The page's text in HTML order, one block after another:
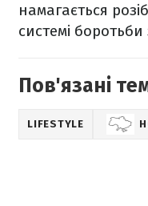
намагається
системі
Пов'язані
LIFESTYLE